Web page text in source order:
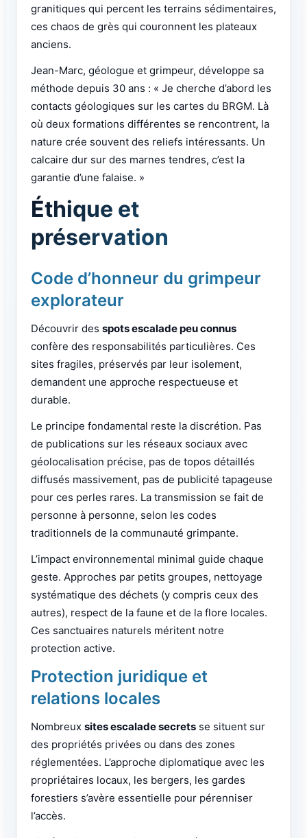
granitiques qui percent les terrains sédimentaires,
ces chaos de grès qui couronnent les plateaux
anciens.
Jean-Marc, géologue et grimpeur, développe sa
méthode depuis 30 ans : « Je cherche d’abord les
contacts géologiques sur les cartes du BRGM. Là
où deux formations différentes se rencontrent, la
nature crée souvent des reliefs intéressants. Un
calcaire dur sur des marnes tendres, c’est la
garantie d’une falaise. »
Éthique et
préservation
Code d’honneur du grimpeur
explorateur
Découvrir des spots escalade peu connus
confère des responsabilités particulières. Ces
sites fragiles, préservés par leur isolement,
demandent une approche respectueuse et
durable.
Le principe fondamental reste la discrétion. Pas
de publications sur les réseaux sociaux avec
géolocalisation précise, pas de topos détaillés
diffusés massivement, pas de publicité tapageuse
pour ces perles rares. La transmission se fait de
personne à personne, selon les codes
traditionnels de la communauté grimpante.
L’impact environnemental minimal guide chaque
geste. Approches par petits groupes, nettoyage
systématique des déchets (y compris ceux des
autres), respect de la faune et de la flore locales.
Ces sanctuaires naturels méritent notre
protection active.
Protection juridique et
relations locales
Nombreux sites escalade secrets se situent sur
des propriétés privées ou dans des zones
réglementées. L’approche diplomatique avec les
propriétaires locaux, les bergers, les gardes
forestiers s’avère essentielle pour pérenniser
l’accès.